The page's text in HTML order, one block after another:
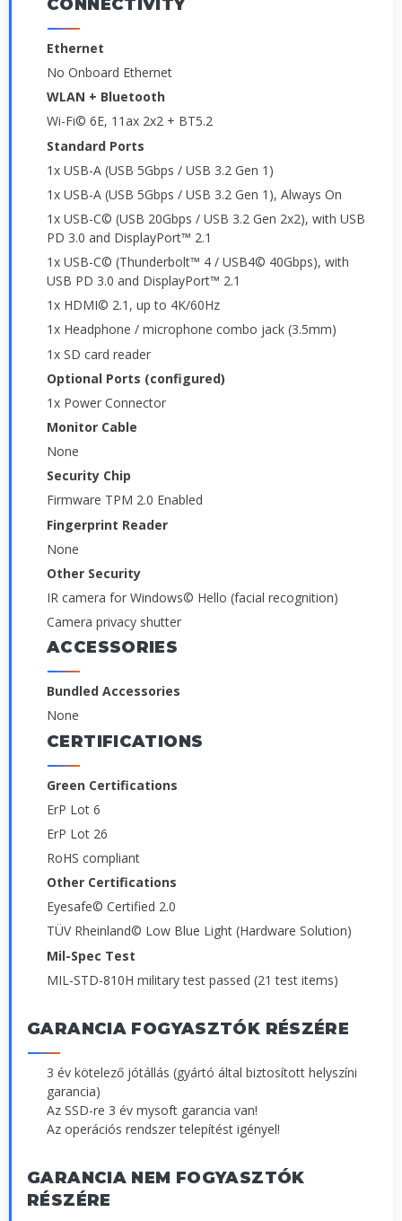
CONNECTIVITY
Ethernet
No Onboard Ethernet
WLAN + Bluetooth
Wi-Fi© 6E, 11ax 2x2 + BT5.2
Standard Ports
1x USB-A (USB 5Gbps / USB 3.2 Gen 1)
1x USB-A (USB 5Gbps / USB 3.2 Gen 1), Always On
1x USB-C© (USB 20Gbps / USB 3.2 Gen 2x2), with USB
PD 3.0 and DisplayPort™ 2.1
1x USB-C© (Thunderbolt™ 4 / USB4© 40Gbps), with
USB PD 3.0 and DisplayPort™ 2.1
1x HDMI© 2.1, up to 4K/60Hz
1x Headphone / microphone combo jack (3.5mm)
1x SD card reader
Optional Ports (configured)
1x Power Connector
Monitor Cable
None
Security Chip
Firmware TPM 2.0 Enabled
Fingerprint Reader
None
Other Security
IR camera for Windows© Hello (facial recognition)
Camera privacy shutter
ACCESSORIES
Bundled Accessories
None
CERTIFICATIONS
Green Certifications
ErP Lot 6
ErP Lot 26
RoHS compliant
Other Certifications
Eyesafe© Certified 2.0
TÜV Rheinland© Low Blue Light (Hardware Solution)
Mil-Spec Test
MIL-STD-810H military test passed (21 test items)
GARANCIA FOGYASZTÓK RÉSZÉRE
3 év kötelező jótállás (gyártó által biztosított helyszíni
garancia)
Az SSD-re 3 év mysoft garancia van!
Az operációs rendszer telepítést igényel!
GARANCIA NEM FOGYASZTÓK
RÉSZÉRE